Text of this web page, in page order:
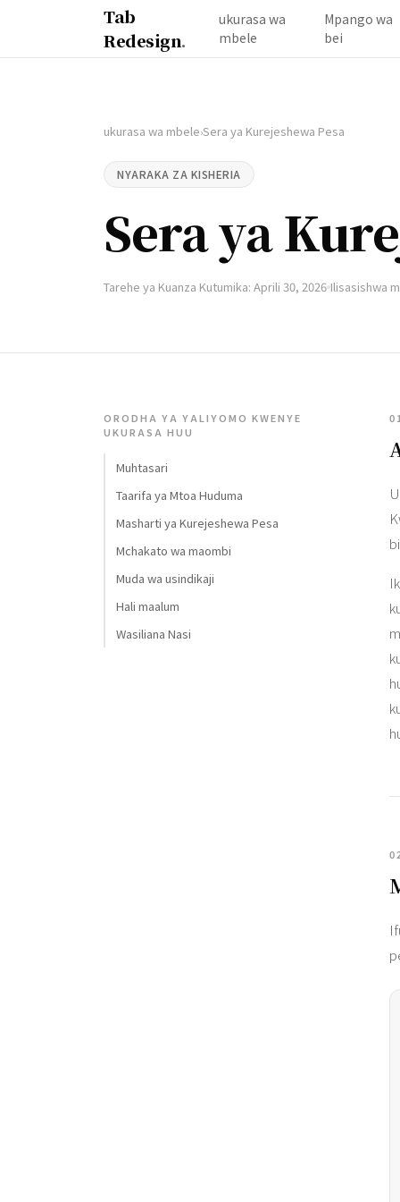
Tab
Redesign.
ukurasa wa
mbele
Mpango wa
bei
ukurasa wa mbele›Sera ya Kurejeshewa Pesa
NYARAKA ZA KISHERIA
Sera ya
Tarehe ya Kuanza Kutumika: Aprili 30, 2026 Ilisasishwa
ORODHA YA YALIYOMO KWENYE
UKURASA HUU
Muhtasari
Taarifa ya Mtoa Huduma
Masharti ya Kurejeshewa Pesa
Mchakato wa maombi
Muda wa usindikaji
Hali maalum
Wasiliana Nasi